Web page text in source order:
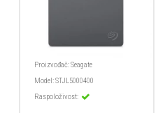
Proizvođač:Seagate
Model:STJL5000400
Raspoloživost: